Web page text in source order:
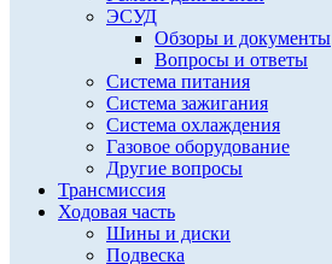
ЭСУД
Обзоры и документы
Вопросы и ответы
Система питания
Система зажигания
Система охлаждения
Газовое оборудование
Другие вопросы
Трансмиссия
Ходовая часть
Шины и диски
Подвеска